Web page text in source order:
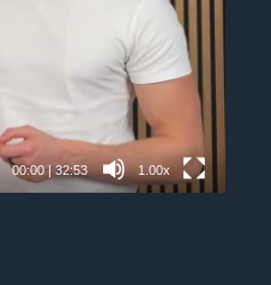
00:00|32:53 1.00x